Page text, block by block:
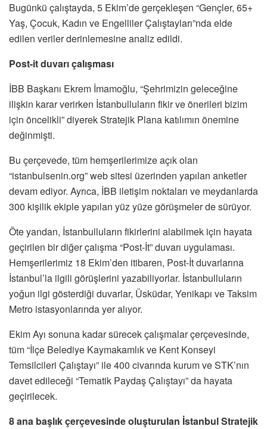
Bugünkü çalıştayda, 5 Ekim’de gerçekleşen “Gençler, 65+
Yaş, Çocuk, Kadın ve Engelliler Çalıştayları”nda elde
edilen veriler derinlemesine analiz edildi.
Post-it duvarı çalışması
İBB Başkanı Ekrem İmamoğlu, “Şehrimizin geleceğine
ilişkin karar verirken İstanbulluların fikir ve önerileri bizim
için öncelikli” diyerek Stratejik Plana katılımın önemine
değinmişti.
Bu çerçevede, tüm hemşerilerimize açık olan
“istanbulsenin.org” web sitesi üzerinden yapılan anketler
devam ediyor. Ayrıca, İBB iletişim noktaları ve meydanlarda
300 kişilik ekiple yapılan yüz yüze görüşmeler de sürüyor.
Öte yandan, İstanbulluların fikirlerini alabilmek için hayata
geçirilen bir diğer çalışma “Post-İt” duvarı uygulaması.
Hemşerilerimiz 18 Ekim’den itibaren, Post-İt duvarlarına
İstanbul’la ilgili görüşlerini yazabiliyorlar. İstanbulluların
yoğun ilgi gösterdiği duvarlar, Üsküdar, Yenikapı ve Taksim
Metro istasyonlarında yer alıyor.
Ekim Ayı sonuna kadar sürecek çalışmalar çerçevesinde,
tüm “İlçe Belediye Kaymakamlık ve Kent Konseyi
Temsilcileri Çalıştayı” ile 400 civarında kurum ve STK’nın
davet edileceği “Tematik Paydaş Çalıştayı” da hayata
geçirilecek.
8 ana başlık çerçevesinde oluşturulan İstanbul Stratejik